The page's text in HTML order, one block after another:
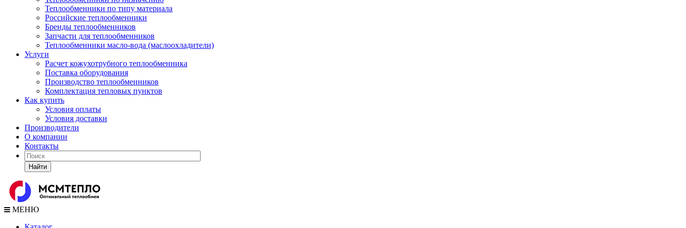
Теплообменники по типу материала
Российские теплообменники
Бренды теплообменников
Запчасти для теплообменников
Теплообменники масло-вода (маслоохладители)
Услуги
Расчет кожухотрубного теплообменника
Поставка оборудования
Производство теплообменников
Комплектация тепловых пунктов
Как купить
Условия оплаты
Условия доставки
Производители
О компании
Контакты
Найти
МЕНЮ